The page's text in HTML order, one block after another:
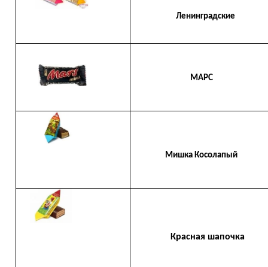
Ленинградские
МАРС
Мишка Косолапый
Красная шапочка